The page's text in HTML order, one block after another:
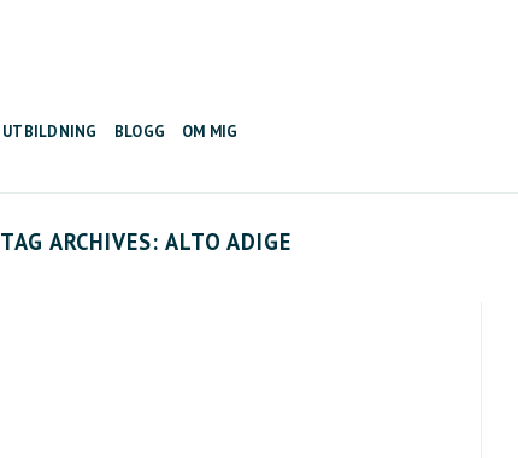
UTBILDNING BLOGG OM MIG
TAG ARCHIVES: ALTO ADIGE